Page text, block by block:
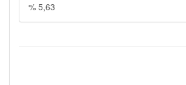
% 5,63